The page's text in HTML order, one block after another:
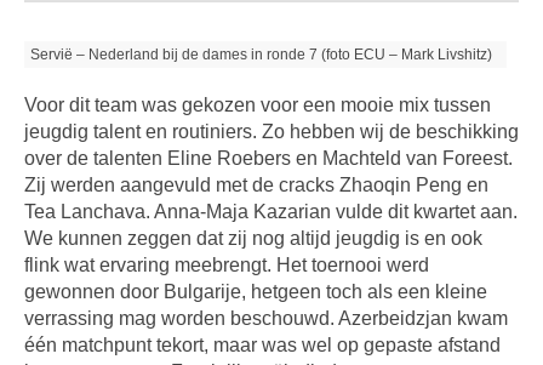
Servië – Nederland bij de dames in ronde 7 (foto ECU – Mark Livshitz)
Voor dit team was gekozen voor een mooie mix tussen
jeugdig talent en routiniers. Zo hebben wij de beschikking
over de talenten Eline Roebers en Machteld van Foreest.
Zij werden aangevuld met de cracks Zhaoqin Peng en
Tea Lanchava. Anna-Maja Kazarian vulde dit kwartet aan.
We kunnen zeggen dat zij nog altijd jeugdig is en ook
flink wat ervaring meebrengt. Het toernooi werd
gewonnen door Bulgarije, hetgeen toch als een kleine
verrassing mag worden beschouwd. Azerbeidzjan kwam
één matchpunt tekort, maar was wel op gepaste afstand